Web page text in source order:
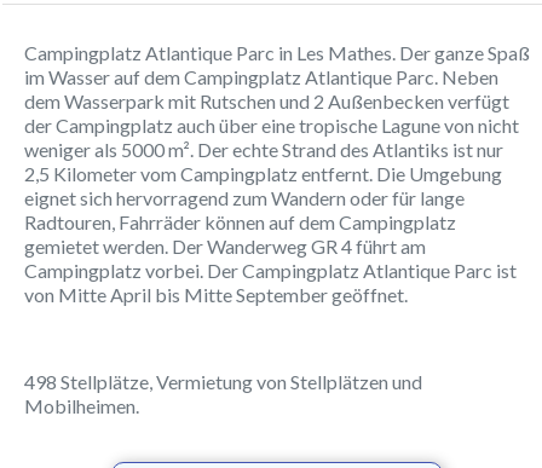
Campingplatz Atlantique Parc in Les Mathes. Der ganze Spaß
im Wasser auf dem Campingplatz Atlantique Parc. Neben
dem Wasserpark mit Rutschen und 2 Außenbecken verfügt
der Campingplatz auch über eine tropische Lagune von nicht
weniger als 5000 m². Der echte Strand des Atlantiks ist nur
2,5 Kilometer vom Campingplatz entfernt. Die Umgebung
eignet sich hervorragend zum Wandern oder für lange
Radtouren, Fahrräder können auf dem Campingplatz
gemietet werden. Der Wanderweg GR 4 führt am
Campingplatz vorbei. Der Campingplatz Atlantique Parc ist
von Mitte April bis Mitte September geöffnet.
498 Stellplätze, Vermietung von Stellplätzen und
Mobilheimen.